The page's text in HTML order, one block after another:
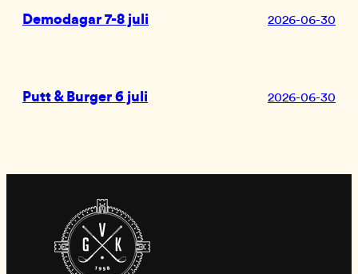
Demodagar 7-8 juli 2026-06-30
Putt & Burger 6 juli 2026-06-30